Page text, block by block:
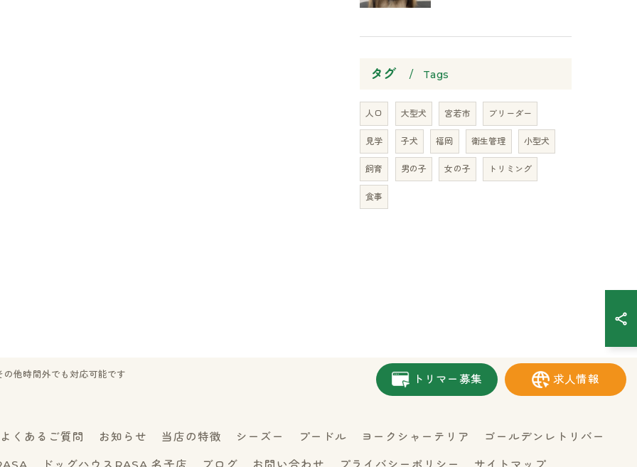
タグ Tags
人口 大型犬 宮若市 ブリーダー
見学 子犬 福岡 衛生管理 小型犬
飼育 男の子 女の子 トリミング
食事
他時間外でも対応可能です
トリマー募集 求人情報
よくあるご質問 お知らせ 当店の特徴 シーズー プードル ヨークシャーテリア ゴールデンレトリバー